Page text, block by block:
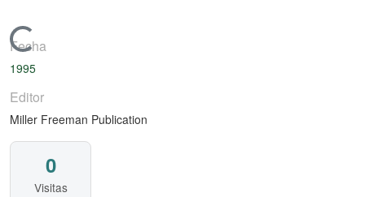
Cargando...
Fecha
1995
Editor
Miller Freeman Publication
0
Visitas